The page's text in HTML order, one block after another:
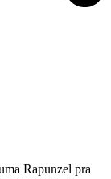
Rapunzel pra